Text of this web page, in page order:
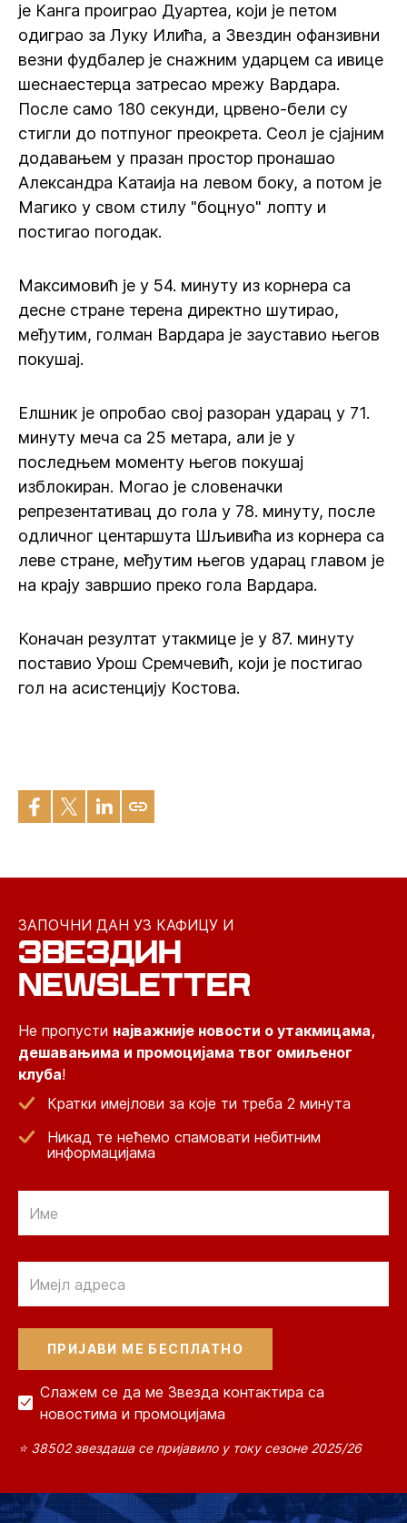
је Канга проиграо Дуартеа, који је петом
одиграо за Луку Илића, а Звездин офанзивни
везни фудбалер је снажним ударцем са ивице
шеснаестерца затресао мрежу Вардара.
После само 180 секунди, црвено-бели су
стигли до потпуног преокрета. Сеол је сјајним
додавањем у празан простор пронашао
Александра Катаија на левом боку, а потом је
Магико у свом стилу "боцнуо" лопту и
постигао погодак.
Максимовић је у 54. минуту из корнера са
десне стране терена директно шутирао,
међутим, голман Вардара је зауставио његов
покушај.
Елшник је опробао свој разоран ударац у 71.
минуту меча са 25 метара, али је у
последњем моменту његов покушај
изблокиран. Могао је словеначки
репрезентативац до гола у 78. минуту, после
одличног центаршута Шљивића из корнера са
леве стране, међутим његов ударац главом је
на крају завршио преко гола Вардара.
Коначан резултат утакмице је у 87. минуту
поставио Урош Сремчевић, који је постигао
гол на асистенцију Костова.
ЗАПОЧНИ ДАН УЗ КАФИЦУ И
ЗВЕЗДИН
NEWSLETTER
Не пропусти најважније новости о утакмицама,
дешавањима и промоцијама твог омиљеног
клуба!
Кратки имејлови за које ти треба 2 минута
Никад те нећемо спамовати небитним
информацијама
Слажем се да ме Звезда контактира са
новостима и промоцијама
⭐ 38502 звездаша се пријавило у току сезоне 2025/26